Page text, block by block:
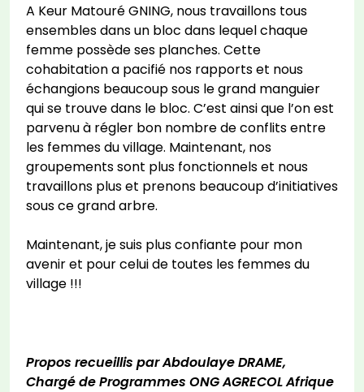
A Keur Matouré GNING, nous travaillons tous
ensembles dans un bloc dans lequel chaque
femme possède ses planches. Cette
cohabitation a pacifié nos rapports et nous
échangions beaucoup sous le grand manguier
qui se trouve dans le bloc. C’est ainsi que l’on est
parvenu à régler bon nombre de conflits entre
les femmes du village. Maintenant, nos
groupements sont plus fonctionnels et nous
travaillons plus et prenons beaucoup d’initiatives
sous ce grand arbre.
Maintenant, je suis plus confiante pour mon
avenir et pour celui de toutes les femmes du
village !!!
Propos recueillis par Abdoulaye DRAME,
Chargé de Programmes ONG AGRECOL Afrique